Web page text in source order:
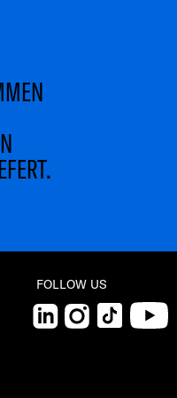
FOLLOW US
LinkedInInstagram
TikTok